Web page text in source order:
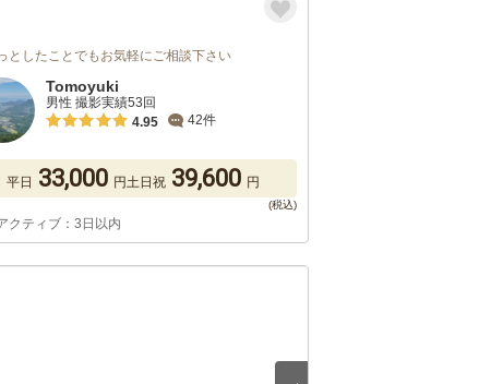
としたことでもお気軽にご相談下さい
Tomoyuki
男性 撮影実績53回
4.95
42件
平日 33,000 円土日祝 39,600 円
クティブ：3日以内